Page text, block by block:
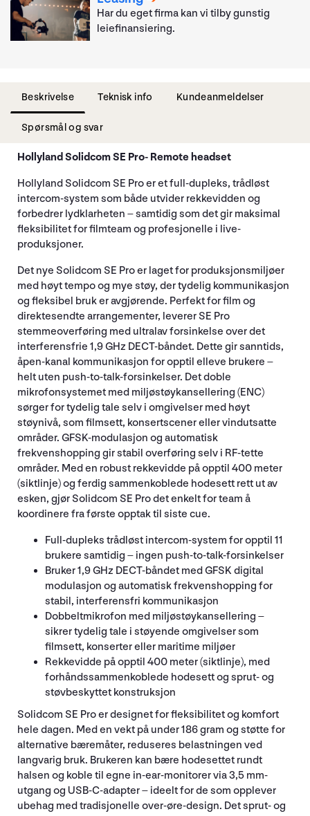
Har du eget firma kan vi tilby gunstig
leiefinansiering.
Beskrivelse Teknisk info Kundeanmeldelser
Spørsmål og svar
Hollyland Solidcom SE Pro- Remote headset
Hollyland Solidcom SE Pro er et full-dupleks, trådløst
intercom-system som både utvider rekkevidden og
forbedrer lydklarheten – samtidig som det gir maksimal
fleksibilitet for filmteam og profesjonelle i live-
produksjoner.
Det nye Solidcom SE Pro er laget for produksjonsmiljøer
med høyt tempo og mye støy, der tydelig kommunikasjon
og fleksibel bruk er avgjørende. Perfekt for film og
direktesendte arrangementer, leverer SE Pro
stemmeoverføring med ultralav forsinkelse over det
interferensfrie 1,9 GHz DECT-båndet. Dette gir sanntids,
åpen-kanal kommunikasjon for opptil elleve brukere –
helt uten push-to-talk-forsinkelser. Det doble
mikrofonsystemet med miljøstøykansellering (ENC)
sørger for tydelig tale selv i omgivelser med høyt
støynivå, som filmsett, konsertscener eller vindutsatte
områder. GFSK-modulasjon og automatisk
frekvenshopping gir stabil overføring selv i RF-tette
områder. Med en robust rekkevidde på opptil 400 meter
(siktlinje) og ferdig sammenkoblede hodesett rett ut av
esken, gjør Solidcom SE Pro det enkelt for team å
koordinere fra første opptak til siste cue.
Full-dupleks trådløst intercom-system for opptil 11
brukere samtidig – ingen push-to-talk-forsinkelser
Bruker 1,9 GHz DECT-båndet med GFSK digital
modulasjon og automatisk frekvenshopping for
stabil, interferensfri kommunikasjon
Dobbeltmikrofon med miljøstøykansellering –
sikrer tydelig tale i støyende omgivelser som
filmsett, konserter eller maritime miljøer
Rekkevidde på opptil 400 meter (siktlinje), med
forhåndssammenkoblede hodesett og sprut- og
støvbeskyttet konstruksjon
Solidcom SE Pro er designet for fleksibilitet og komfort
hele dagen. Med en vekt på under 186 gram og støtte for
alternative bæremåter, reduseres belastningen ved
langvarig bruk. Brukeren kan bære hodesettet rundt
halsen og koble til egne in-ear-monitorer via 3,5 mm-
utgang og USB-C-adapter – ideelt for de som opplever
ubehag med tradisjonelle over-øre-design. Det sprut- og